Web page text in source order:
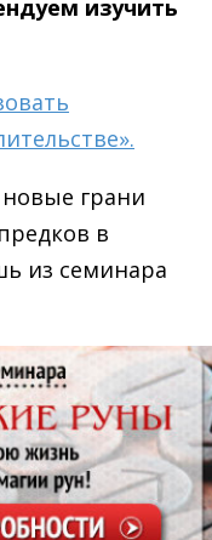
изучить
грани
в
из семинара